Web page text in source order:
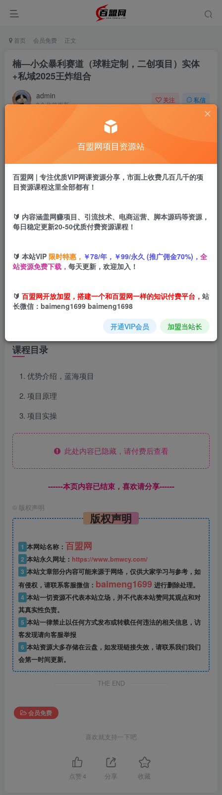
首页 会员免费 正文
楠—小众暴利赛道（球鞋定制，二创项目）实体
+私域2025王炸组合
admin
9个月前更新
关注 私信
盟币 9.9
立即购买
楠—小众暴利赛道（球鞋定制，二创项目）实体+私域2025
课程目录
优势介绍，蓝海项目
项目原理
项目实操
此处内容已隐藏，请付费后查看
------本页内容已结束，喜欢请分享------
© 版权声明
版权声明
1 本网站名称： 百盟网
2 本站永久网址： https://www.bmwcy.com/
3 本站文章部分内容可能来源于网络，仅供大家学习与参考，如
有侵权，请联系客服微信： baimeng1699 进行删除处理。
4 本站一切资源不代表本站立场，并不代表本站赞同其观点和对
其真实性负责。
5 本站一律禁止以任何方式发布或转载任何违法的相关信息，访
客发现请向客服举报
6 本站资源大多存储在云盘，如发现链接失效，请联系我们我们
会第一时间更新。
THE END
会员免费
喜欢就支持一下吧
点赞 4 分享 收藏
百盟网项目资源站
百盟网 | 专注优质VIP网课资源分享，市面上收费几百几千的项
目资源课程这里全部都有！
🔰 内容涵盖网赚项目、引流技术、电商运营、脚本源码等资源，
每日稳定更新20-50优质付费资源课程！
🔰 本站VIP 限时特惠， ￥78/年，￥99/永久 (推广佣金70%)， 全
站资源免费下载， 每天更新，欢迎加入！
🔰 百盟网开放加盟，搭建一个和百盟网一样的知识付费平台， 站
长微信：baimeng1699 baimeng1698
开通VIP会员 加盟当站长